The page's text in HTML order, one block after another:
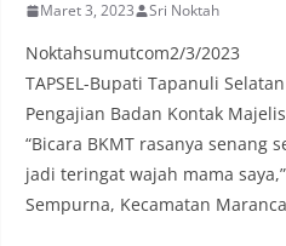
Maret 3, 2023 Sri Noktah
Noktahsumutcom2/3/2023
TAPSEL-Bupati Tapanuli
Pengajian Badan Kontak
“Bicara BKMT rasanya
jadi teringat wajah mama
Sempurna, Kecamatan